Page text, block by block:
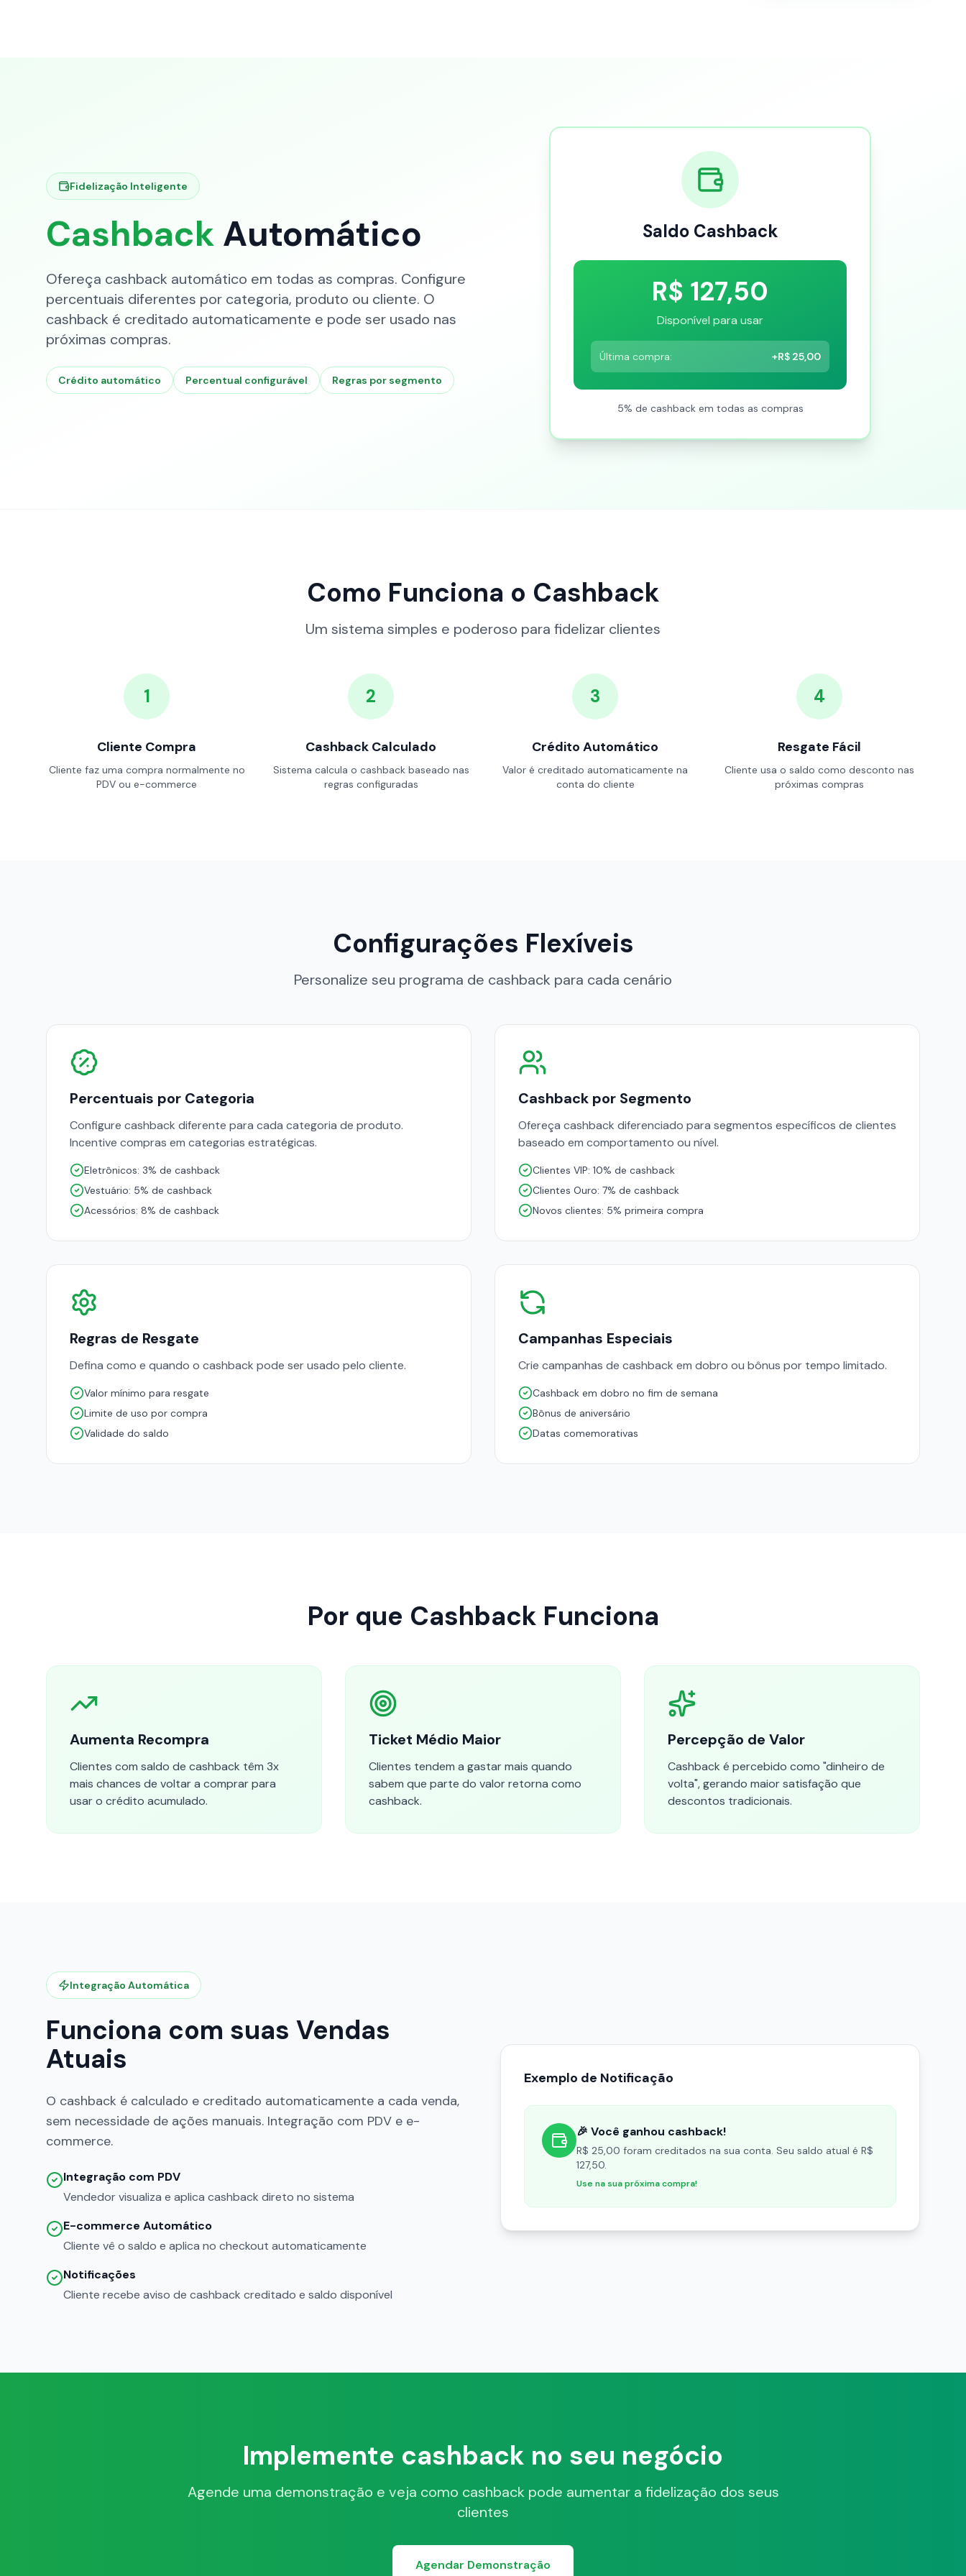
Fidelização Inteligente
Cashback Automático
Ofereça cashback automático em todas as compras. Configure
percentuais diferentes por categoria, produto ou cliente. O
cashback é creditado automaticamente e pode ser usado nas
próximas compras.
Crédito automático Percentual configurável Regras por segmento
Saldo Cashback
R$ 127,50
Disponível para usar
Última compra: +R$ 25,00
5% de cashback em todas as compras
Como Funciona o Cashback
Um sistema simples e poderoso para fidelizar clientes
1
Cliente Compra
Cliente faz uma compra normalmente no
PDV ou e-commerce
2
Cashback Calculado
Sistema calcula o cashback baseado nas
regras configuradas
3
Crédito Automático
Valor é creditado automaticamente na
conta do cliente
4
Resgate Fácil
Cliente usa o saldo como desconto nas
próximas compras
Configurações Flexíveis
Personalize seu programa de cashback para cada cenário
Percentuais por Categoria
Configure cashback diferente para cada categoria de produto.
Incentive compras em categorias estratégicas.
Eletrônicos: 3% de cashback
Vestuário: 5% de cashback
Acessórios: 8% de cashback
Cashback por Segmento
Ofereça cashback diferenciado para segmentos específicos de clientes
baseado em comportamento ou nível.
Clientes VIP: 10% de cashback
Clientes Ouro: 7% de cashback
Novos clientes: 5% primeira compra
Regras de Resgate
Defina como e quando o cashback pode ser usado pelo cliente.
Valor mínimo para resgate
Limite de uso por compra
Validade do saldo
Campanhas Especiais
Crie campanhas de cashback em dobro ou bônus por tempo limitado.
Cashback em dobro no fim de semana
Bônus de aniversário
Datas comemorativas
Por que Cashback Funciona
Aumenta Recompra
Clientes com saldo de cashback têm 3x
mais chances de voltar a comprar para
usar o crédito acumulado.
Ticket Médio Maior
Clientes tendem a gastar mais quando
sabem que parte do valor retorna como
cashback.
Percepção de Valor
Cashback é percebido como "dinheiro de
volta", gerando maior satisfação que
descontos tradicionais.
Integração Automática
Funciona com suas Vendas
Atuais
O cashback é calculado e creditado automaticamente a cada venda,
sem necessidade de ações manuais. Integração com PDV e e-
commerce.
Integração com PDV
Vendedor visualiza e aplica cashback direto no sistema
E-commerce Automático
Cliente vê o saldo e aplica no checkout automaticamente
Notificações
Cliente recebe aviso de cashback creditado e saldo disponível
Exemplo de Notificação
🎉 Você ganhou cashback!
R$ 25,00 foram creditados na sua conta. Seu saldo atual é R$
127,50.
Use na sua próxima compra!
Implemente cashback no seu negócio
Agende uma demonstração e veja como cashback pode aumentar a fidelização dos seus
clientes
Agendar Demonstração